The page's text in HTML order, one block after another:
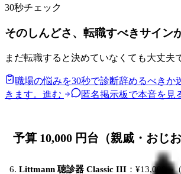
30秒チェック
そのしんどさ、転職すべきサイン
まだ転職すると決めていなくても大丈夫
職場の悩みを30秒で診断辞めるべきか
きます。 進む 匿名掲示板で本音を見
予算 10,000 円台（親戚・おじお
Littmann 聴診器 Classic III ：¥13,000 ~